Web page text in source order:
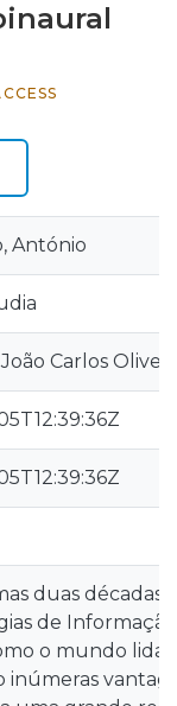
António
Carlos
duas décadas
de
o mundo lida
inúmeras